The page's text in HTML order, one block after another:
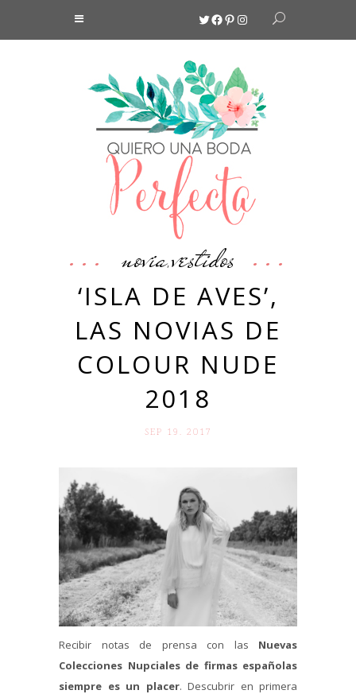
Twitter
Facebook
Pinterest
Instagram
novia,vestidos
‘ISLA DE AVES’,
LAS NOVIAS DE
COLOUR NUDE
2018
SEP 19. 2017
Recibir notas de prensa con las Nuevas
Colecciones Nupciales de firmas españolas
siempre es un placer. Descubrir en primera